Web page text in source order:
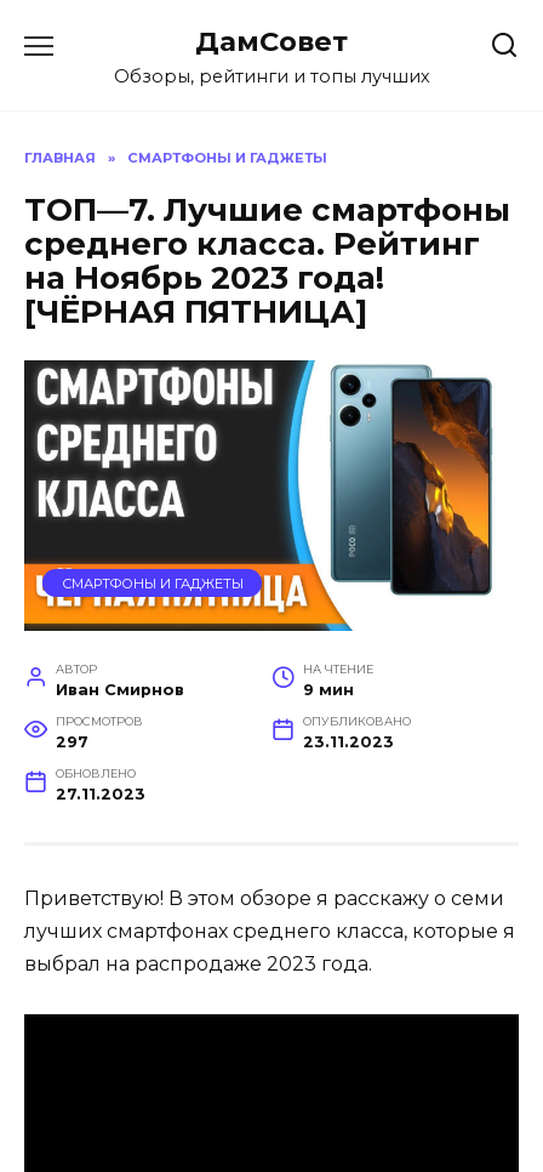
содержанию
ДамСовет
Обзоры, рейтинги и топы лучших
ГЛАВНАЯ » СМАРТФОНЫ И ГАДЖЕТЫ
ТОП—7. Лучшие смартфоны
среднего класса. Рейтинг
на Ноябрь 2023 года!
[ЧЁРНАЯ ПЯТНИЦА]
СМАРТФОНЫ И ГАДЖЕТЫ
АВТОР
Иван Смирнов
НА ЧТЕНИЕ
9 мин
ПРОСМОТРОВ
297
ОПУБЛИКОВАНО
23.11.2023
ОБНОВЛЕНО
27.11.2023
Приветствую! В этом обзоре я расскажу о семи
лучших смартфонах среднего класса, которые я
выбрал на распродаже 2023 года.